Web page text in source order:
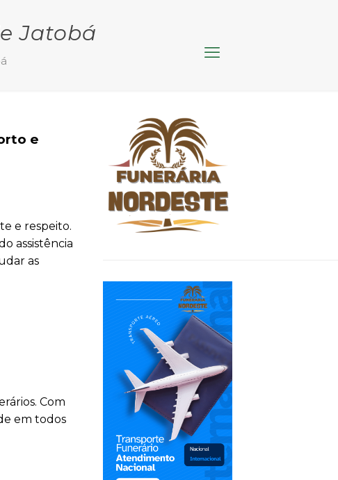
Jatobá
e
e respeito.
assistência
as
Com
em todos